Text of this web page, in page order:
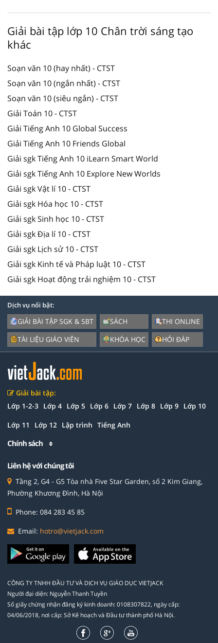
Giải bài tập lớp 10 Chân trời sáng tạo
khác
Soạn văn 10 (hay nhất) - CTST
Soạn văn 10 (ngắn nhất) - CTST
Soạn văn 10 (siêu ngắn) - CTST
Giải Toán 10 - CTST
Giải Tiếng Anh 10 Global Success
Giải Tiếng Anh 10 Friends Global
Giải sgk Tiếng Anh 10 iLearn Smart World
Giải sgk Tiếng Anh 10 Explore New Worlds
Giải sgk Vật lí 10 - CTST
Giải sgk Hóa học 10 - CTST
Giải sgk Sinh học 10 - CTST
Giải sgk Địa lí 10 - CTST
Giải sgk Lịch sử 10 - CTST
Giải sgk Kinh tế và Pháp luật 10 - CTST
Giải sgk Hoạt động trải nghiệm 10 - CTST
Dịch vụ nổi bật:
GIẢI BÀI TẬP SGK & SBT
TÀI LIỆU GIÁO VIÊN
SÁCH
KHÓA HỌC
THI ONLINE
HỎI ĐÁP
Giải bài tập:
Lớp 1-2-3 Lớp 4 Lớp 5 Lớp 6 Lớp 7 Lớp 8 Lớp 9 Lớp 10
Lớp 11 Lớp 12 Lập trình Tiếng Anh
Chính sách
Liên hệ với chúng tôi
Tầng 2, G4 - G5 Tòa nhà Five Star Garden, số 2 Kim Giang,
Phường Khương Đình, Hà Nội
Phone: 084 283 45 85
Email: hotro@vietjack.com
CÔNG TY TNHH ĐẦU TƯ VÀ DỊCH VỤ GIÁO DỤC VIETJACK
Người đại diện: Nguyễn Thanh Tuyền
Số giấy chứng nhận đăng ký kinh doanh: 0108307822, ngày cấp:
04/06/2018, nơi cấp: Sở Kế hoạch và Đầu tư thành phố Hà Nội.